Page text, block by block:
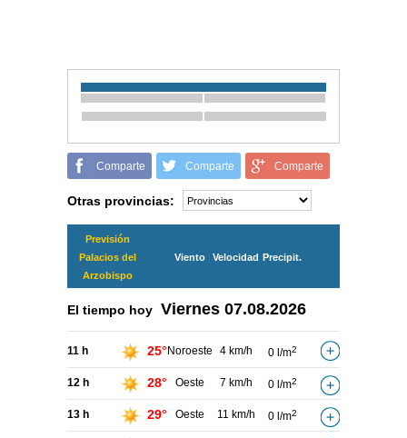
Comparte Comparte Comparte
Otras provincias:
Previsión
Palacios del
Arzobispo
Viento Velocidad Precipit.
El tiempo hoy Viernes 07.08.2026
11 h 25° Noroeste 4 km/h 0 l/m2
12 h 28° Oeste 7 km/h 0 l/m2
13 h 29° Oeste 11 km/h 0 l/m2